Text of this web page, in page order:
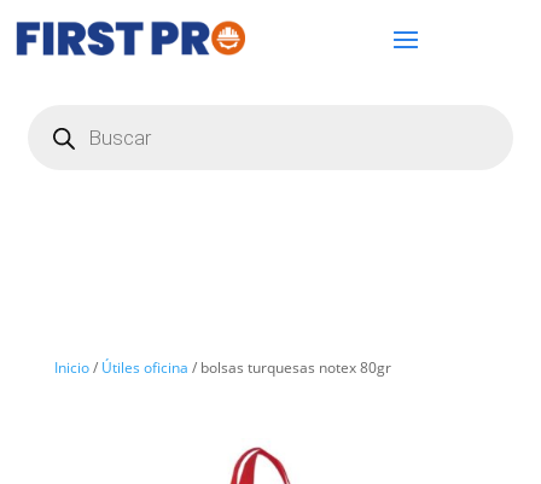
productos
Inicio/ Útiles oficina / bolsas turquesas notex 80gr